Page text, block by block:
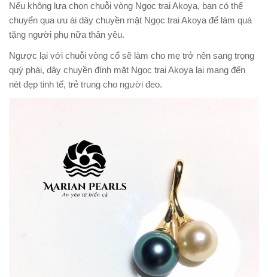
Nếu không lựa chọn chuỗi vòng Ngọc trai Akoya, bạn có thể
chuyển qua ưu ái dây chuyền mặt Ngọc trai Akoya để làm quà
tặng người phụ nữa thân yêu.
Ngược lại với chuỗi vòng cổ sẽ làm cho mẹ trở nên sang trọng
quý phái, dây chuyền đính mặt Ngọc trai Akoya lại mang đến
nét đẹp tinh tế, trẻ trung cho người đeo.